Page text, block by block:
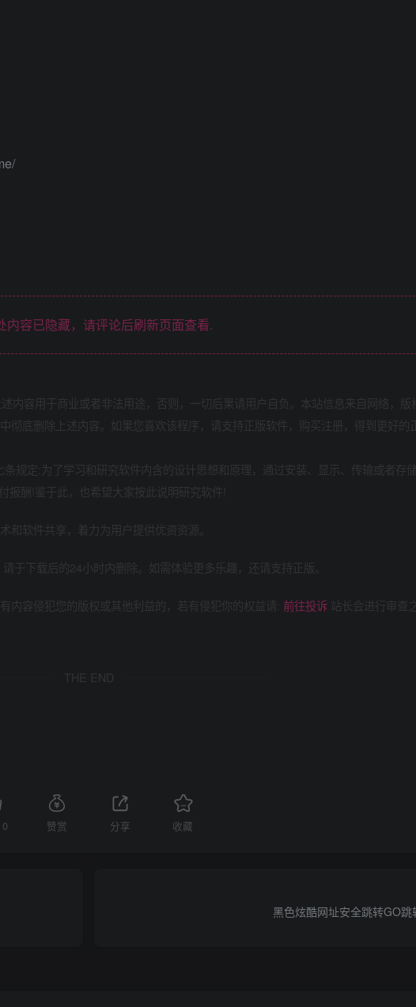
内容已隐藏，请评论后刷新页面查看.
内容用于商业或者非法用途，否则，一切后果请用户自负。本站信息来自网络，版
彻底删除上述内容。如果您喜欢该程序，请支持正版软件，购买注册，得到更好的
规定:为了学习和研究软件内含的设计思想和原理，通过安装、显示、传输或者存
酬!鉴于此，也希望大家按此说明研究软件!
软件共享，着力为用户提供优资资源。
于下载后的24小时内删除。如需体验更多乐趣，还请支持正版。
内容侵犯您的版权或其他利益的，若有侵犯你的权益请: 前往投诉 站长会进行审查
THE END
0 赞赏 分享 收藏
黑色炫酷网址安全跳转GO跳